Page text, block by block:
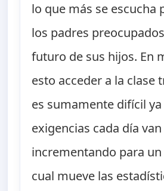
lo que más se escucha
los padres
futuro de sus hijos. En
esto acceder a la clase
es sumamente difícil ya
exigencias cada día van
incrementando para
cual mueve las